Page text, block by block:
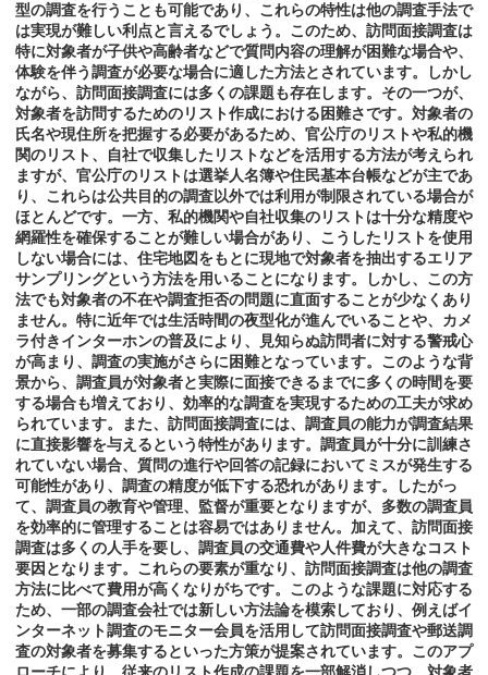
型の調査を行うことも可能であり、これらの特性は他の調査手法で
は実現が難しい利点と言えるでしょう。このため、訪問面接調査は
特に対象者が子供や高齢者などで質問内容の理解が困難な場合や、
体験を伴う調査が必要な場合に適した方法とされています。しかし
ながら、訪問面接調査には多くの課題も存在します。その一つが、
対象者を訪問するためのリスト作成における困難さです。対象者の
氏名や現住所を把握する必要があるため、官公庁のリストや私的機
関のリスト、自社で収集したリストなどを活用する方法が考えられ
ますが、官公庁のリストは選挙人名簿や住民基本台帳などが主であ
り、これらは公共目的の調査以外では利用が制限されている場合が
ほとんどです。一方、私的機関や自社収集のリストは十分な精度や
網羅性を確保することが難しい場合があり、こうしたリストを使用
しない場合には、住宅地図をもとに現地で対象者を抽出するエリア
サンプリングという方法を用いることになります。しかし、この方
法でも対象者の不在や調査拒否の問題に直面することが少なくあり
ません。特に近年では生活時間の夜型化が進んでいることや、カメ
ラ付きインターホンの普及により、見知らぬ訪問者に対する警戒心
が高まり、調査の実施がさらに困難となっています。このような背
景から、調査員が対象者と実際に面接できるまでに多くの時間を要
する場合も増えており、効率的な調査を実現するための工夫が求め
られています。また、訪問面接調査には、調査員の能力が調査結果
に直接影響を与えるという特性があります。調査員が十分に訓練さ
れていない場合、質問の進行や回答の記録においてミスが発生する
可能性があり、調査の精度が低下する恐れがあります。したがっ
て、調査員の教育や管理、監督が重要となりますが、多数の調査員
を効率的に管理することは容易ではありません。加えて、訪問面接
調査は多くの人手を要し、調査員の交通費や人件費が大きなコスト
要因となります。これらの要素が重なり、訪問面接調査は他の調査
方法に比べて費用が高くなりがちです。このような課題に対応する
ため、一部の調査会社では新しい方法論を模索しており、例えばイ
ンターネット調査のモニター会員を活用して訪問面接調査や郵送調
査の対象者を募集するといった方策が提案されています。このアプ